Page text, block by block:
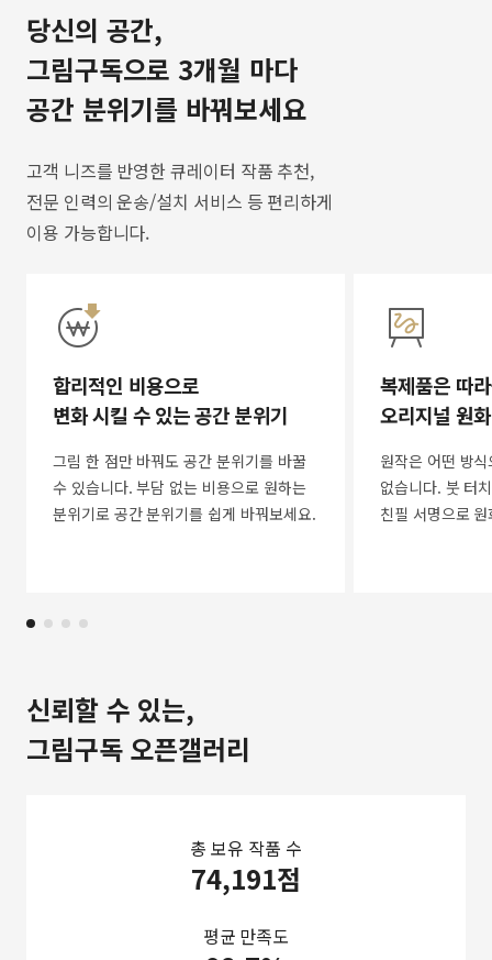
당신의 공간,
그림구독으로 3개월 마다
공간 분위기를 바꿔보세요
고객 니즈를 반영한 큐레이터 작품 추천,
전문 인력의 운송/설치 서비스 등 편리하게
이용 가능합니다.
합리적인 비용으로
변화 시킬 수 있는 공간 분위기
그림 한 점만 바꿔도 공간 분위기를 바꿀
수 있습니다. 부담 없는 비용으로 원하는
분위기로 공간 분위기를 쉽게 바꿔보세요.
복제품은 따
오리지널 원
원작은 어떤 방
없습니다. 붓 터
친필 서명으로
신뢰할 수 있는,
그림구독 오픈갤러리
총 보유 작품 수
74,191점
평균 만족도